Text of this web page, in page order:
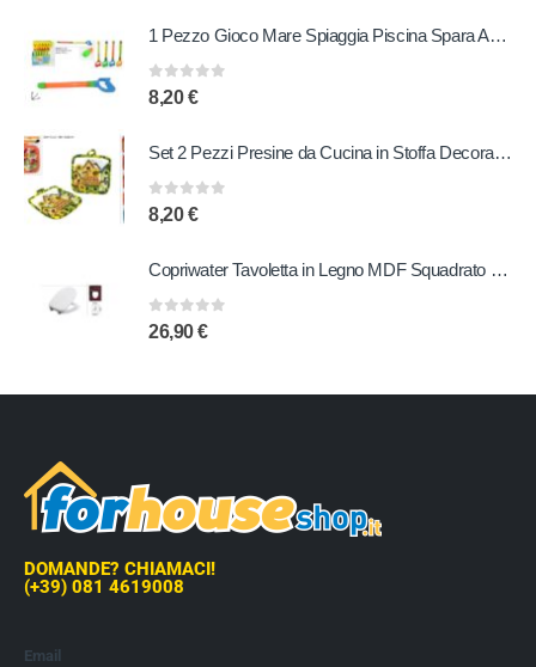
1 Pezzo Gioco Mare Spiaggia Piscina Spara Acqua con Manico Vari Colori
0 out of 5
8,20€
Set 2 Pezzi Presine da Cucina in Stoffa Decorata 17 x 17 cm Vari Decori
0 out of 5
8,20€
Copriwater Tavoletta in Legno MDF Squadrato Bianco
0out of 5
26,90€
DOMANDE? CHIAMACI!
(+39) 081 4619008
Email